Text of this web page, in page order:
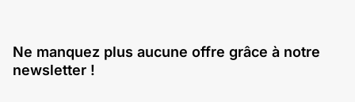
Ne manquez plus aucune offre grâce à notre
newsletter !